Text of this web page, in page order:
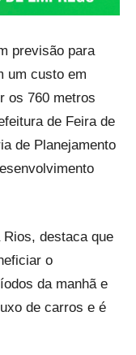
previsão para
um custo em
os 760 metros
de Feira de
de Planejamento
destaca que
o
da manhã e
de carros e é